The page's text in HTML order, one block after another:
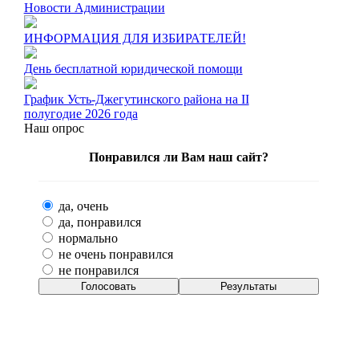
Новости Администрации
ИНФОРМАЦИЯ ДЛЯ ИЗБИРАТЕЛЕЙ!
День бесплатной юридической помощи
График Усть-Джегутинского района на II
полугодие 2026 года
Наш опрос
Понравился ли Вам наш сайт?
да, очень
да, понравился
нормально
не очень понравился
не понравился